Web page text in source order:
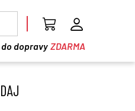
do dopravy ZDARMA